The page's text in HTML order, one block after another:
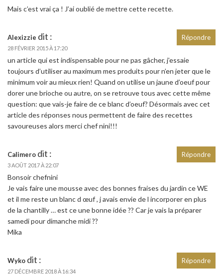
Mais c’est vrai ça ! J’ai oublié de mettre cette recette.
Alexizzie dit :
28 FÉVRIER 2015 À 17:20
un article qui est indispensable pour ne pas gâcher, j’essaie
toujours d’utiliser au maximum mes produits pour n’en jeter que le
minimum voir au mieux rien! Quand on utilise un jaune d’oeuf pour
dorer une brioche ou autre, on se retrouve tous avec cette même
question: que vais-je faire de ce blanc d’oeuf? Désormais avec cet
article des réponses nous permettent de faire des recettes
savoureuses alors merci chef nini!!!
Répondre
Calimero dit :
3 AOÛT 2017 À 22:07
Bonsoir chefnini
Je vais faire une mousse avec des bonnes fraises du jardin ce WE
et il me reste un blanc d œuf , j avais envie de l incorporer en plus
de la chantilly … est ce une bonne idée ?? Car je vais la préparer
samedi pour dimanche midi ??
Mika
Répondre
Wyko dit :
27 DÉCEMBRE 2018 À 16:34
Répondre